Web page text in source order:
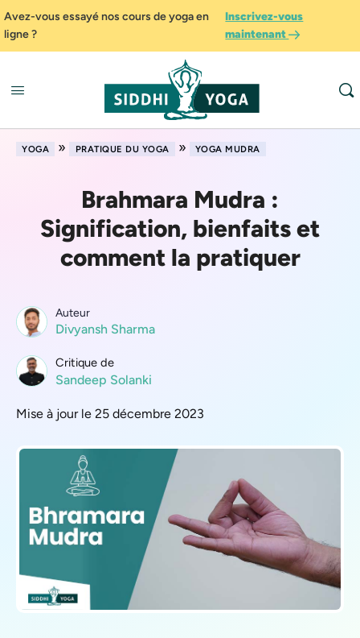
Avez-vous essayé nos cours de yoga en
ligne ?
Inscrivez-vous
maintenant
YOGA » PRATIQUE DU YOGA » YOGA MUDRA
Brahmara Mudra :
Signification, bienfaits et
comment la pratiquer
Auteur
Divyansh Sharma
Critique de
Sandeep Solanki
Mise à jour le 25 décembre 2023